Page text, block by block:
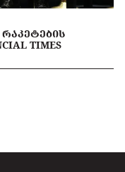
ᲠᲐᲙᲔᲢᲔᲑᲘᲡ
TIMES